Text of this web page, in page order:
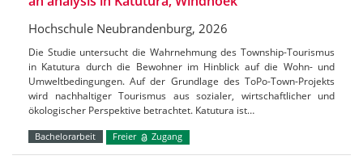
Hochschule Neubrandenburg, 2026
Die Studie untersucht die Wahrnehmung des Township-Tourismus
in Katutura durch die Bewohner im Hinblick auf die Wohn- und
Umweltbedingungen. Auf der Grundlage des ToPo-Town-Projekts
wird nachhaltiger Tourismus aus sozialer, wirtschaftlicher und
ökologischer Perspektive betrachtet. Katutura ist…
Bachelorarbeit Freier Zugang